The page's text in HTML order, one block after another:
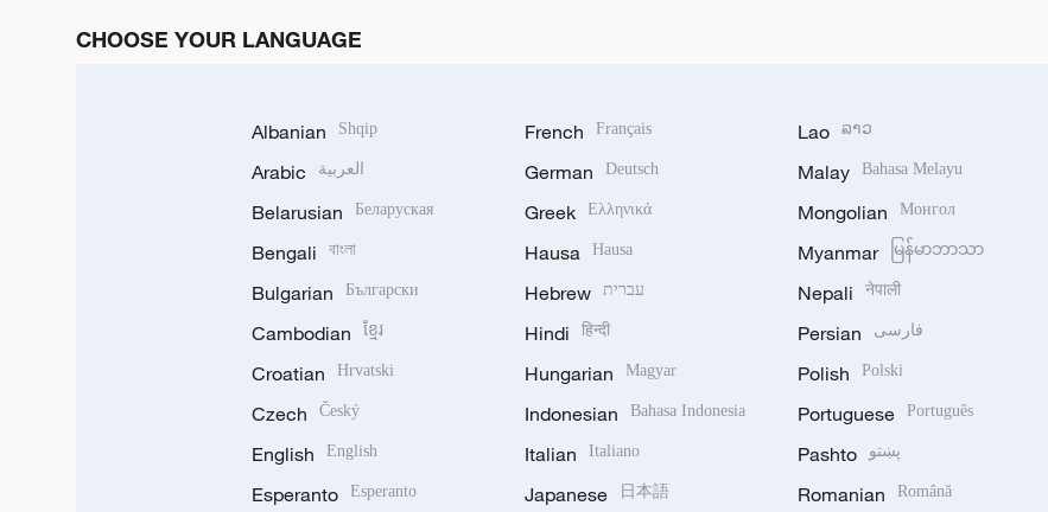
CHOOSE YOUR LANGUAGE
Albanian Shqip
Arabic العربية
Belarusian Беларуская
Bengali বাংলা
Bulgarian Български
Cambodian ខ្មែរ
Croatian Hrvatski
Czech Český
English English
Esperanto Esperanto
French Français
German Deutsch
Greek Ελληνικά
Hausa Hausa
Hebrew עברית
Hindi हिन्दी
Hungarian Magyar
Indonesian Bahasa Indonesia
Italian Italiano
Japanese 日本語
Lao ລາວ
Malay Bahasa Melayu
Mongolian Монгол
Myanmar မြန်မာဘာသာ
Nepali नेपाली
Persian فارسی
Polish Polski
Portuguese Português
Pashto پښتو
Romanian Română